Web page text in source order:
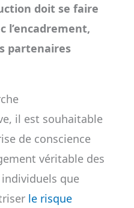
doit se faire
l’encadrement,
partenaires
il est souhaitable
de conscience
véritable des
que
le risque